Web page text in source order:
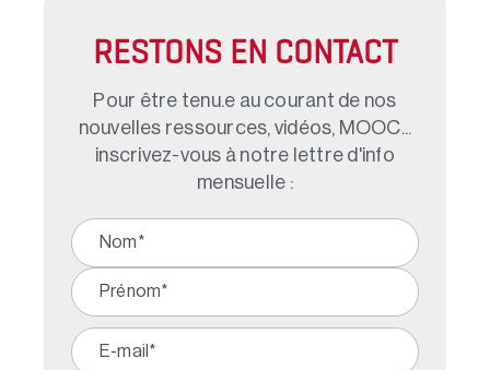
RESTONS EN CONTACT
Pour être tenu.e au courant de nos
nouvelles ressources, vidéos, MOOC...
inscrivez-vous à notre lettre d'info
mensuelle :